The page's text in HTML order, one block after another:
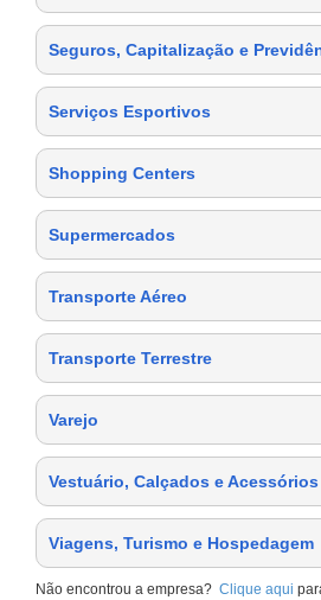
Seguros, Capitalização e
Serviços Esportivos
Shopping Centers
Supermercados
Transporte Aéreo
Transporte Terrestre
Varejo
Vestuário, Calçados e Acessórios
Viagens, Turismo e Hospedagem
Não encontrou a empresa? Clique aqui